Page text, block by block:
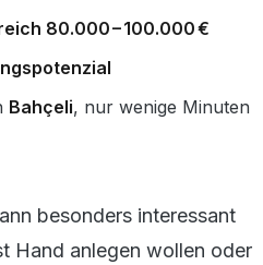
80.000 – 100.000 €
Bahçeli, nur wenige Minuten
besonders interessant
Hand anlegen wollen oder